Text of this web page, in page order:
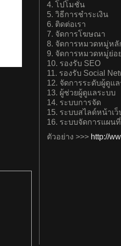
4. โปโมชั่น
5. วิธีการชำระเงิน
6. ติดต่อเรา
7. จัดการโฆษณา
8. จัดการหมวดหมู่หลั
9. จัดการหมวดหมู่ย่อ
10. รองรับ SEO
11. รองรับ Social
12. จัดการระดับผู้ดูแ
13. ผู้ช่วยผู้ดูแลระบบ
14. ระบบการจัด
15. ระบบสไลด์หน้าเว็
16. ระบบจัดการแผนที่
ตัวอย่าง >>> http://